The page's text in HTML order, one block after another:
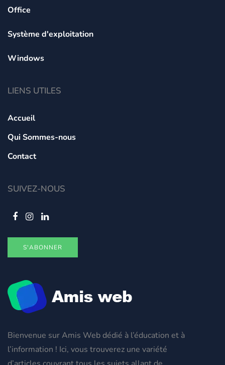
Bienvenue sur Amis Web dédié à l’éducation et à
l’information ! Ici, vous trouverez une variété
Office
Système d'exploitation
Windows
LIENS UTILES
Accueil
Qui Sommes-nous
Contact
SUIVEZ-NOUS
S'ABONNER